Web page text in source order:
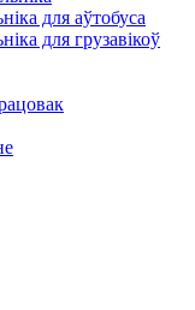
для аўтобуса
для грузавікоў